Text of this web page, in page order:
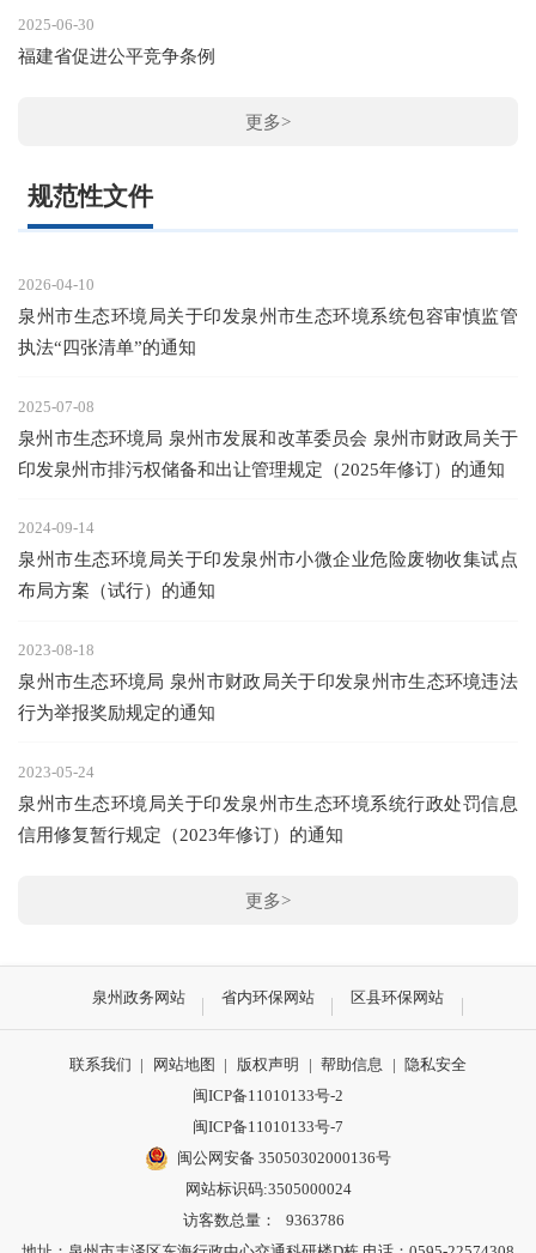
2025-06-30
福建省促进公平竞争条例
更多>
规范性文件
2026-04-10
泉州市生态环境局关于印发泉州市生态环境系统包容审慎监管
执法“四张清单”的通知
2025-07-08
泉州市生态环境局 泉州市发展和改革委员会 泉州市财政局关于
印发泉州市排污权储备和出让管理规定（2025年修订）的通知
2024-09-14
泉州市生态环境局关于印发泉州市小微企业危险废物收集试点
布局方案（试行）的通知
2023-08-18
泉州市生态环境局 泉州市财政局关于印发泉州市生态环境违法
行为举报奖励规定的通知
2023-05-24
泉州市生态环境局关于印发泉州市生态环境系统行政处罚信息
信用修复暂行规定（2023年修订）的通知
更多>
泉州政务网站 省内环保网站 区县环保网站
联系我们 | 网站地图 | 版权声明 | 帮助信息 | 隐私安全
闽ICP备11010133号-2
闽ICP备11010133号-7
闽公网安备 35050302000136号
网站标识码:3505000024
访客数总量：
9363786